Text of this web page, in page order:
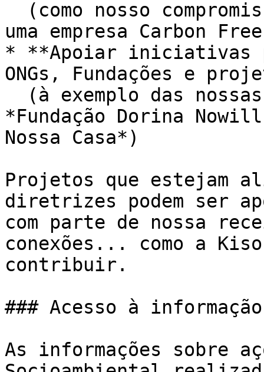
uma empresa Carbon
* **Apoiar iniciativas
ONGs, Fundações e
*Fundação Dorina Nowill
Nossa Casa*)
Projetos que estejam
diretrizes podem ser
com parte de nossa
conexões... como a
contribuir.
### Acesso à informação
As informações sobre